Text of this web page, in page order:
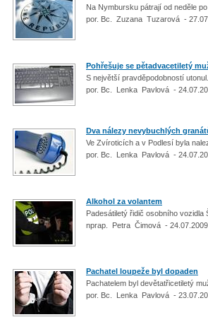
Na Nymbursku pátrají od neděle
por. Bc. Zuzana Tuzarová -
Pohřešuje se pětadvacetiletý
S největší pravděpodobností utonul.
por. Bc. Lenka Pavlová -
Dva nálezy nevybuchlých
Ve Zvíroticích a v Podlesí byla
por. Bc. Lenka Pavlová -
Alkohol za volantem
Padesátiletý řidič osobního
nprap. Petra Čimová - 24.07.2009
Pachatel loupeže byl dopaden
Pachatelem byl devětatřicetiletý
por. Bc. Lenka Pavlová -